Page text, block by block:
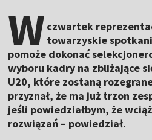
W czwartek
towarzyskie
pomoże dokonać
wyboru kadry na zbliżające
U20, które zostaną
przyznał, że ma już trzon
jeśli powiedziałbym, że
rozwiązań – powiedział.